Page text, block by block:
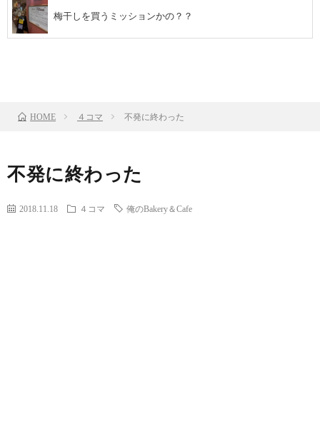
梅干しを買うミッションかの？？
HOME ４コマ 不発に終わった
不発に終わった
2018.11.18 ４コマ 俺のBakery＆Cafe